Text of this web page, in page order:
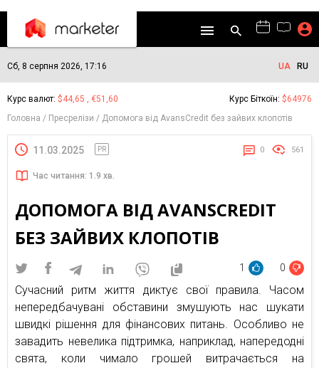
Сб, 8 серпня 2026, 17:16 UA RU
Курс валют: $44,65 , €51,60 Курс Біткоїн: $64976
Головна
Пресрелізи Допомога від AvansCredit без зайвих клопотів
11.03.2025 PR 0 561
Час читання: 1.9 хв.
ДОПОМОГА ВІД AVANSCREDIT
БЕЗ ЗАЙВИХ КЛОПОТІВ
1 0
Сучасний ритм життя диктує свої правила. Часом
непередбачувані обставини змушують нас шукати
швидкі рішення для фінансових питань. Особливо не
завадить невелика підтримка, наприклад, напередодні
свята, коли чимало грошей витрачається на